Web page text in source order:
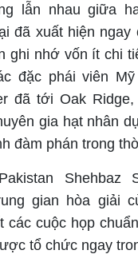
lẫn nhau giữa
đã xuất hiện ngay
ghi nhớ vốn ít chi
đặc phái viên
đã tới Oak Ridge,
gia hạt nhân
đàm phán trong
Shehbaz
gian hòa giải
các cuộc họp
tổ chức ngay